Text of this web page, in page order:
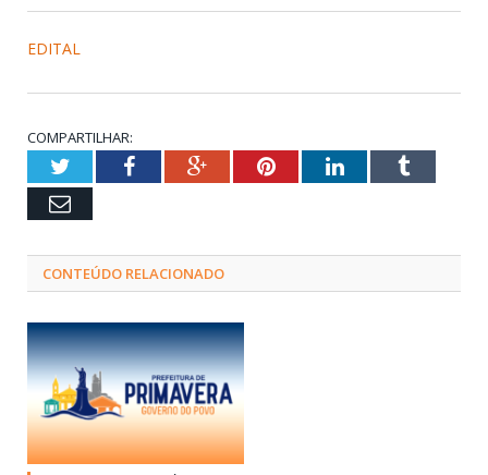
EDITAL
COMPARTILHAR:
TwitterFacebookGoogle+PinterestLinkedInTumblr
Email
CONTEÚDO RELACIONADO